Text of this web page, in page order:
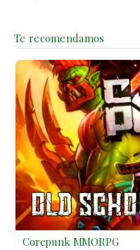
Corepunk MMORPG